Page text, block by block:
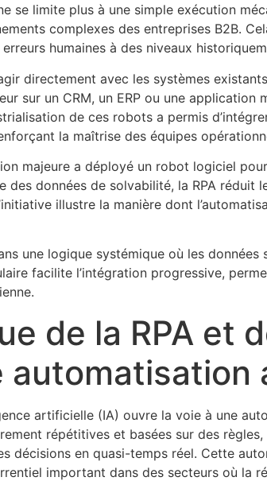
se limite plus à une simple exécution
complexes des entreprises B2B.
humaines à des niveaux
directement avec les systèmes
sur un CRM, un ERP ou une application
de ces robots a permis
la maîtrise des équipes
majeure a déployé un robot logiciel
des données de solvabilité, la RPA
illustre la manière dont
une logique systémique où les
facilite l’intégration progressive,
de la RPA et
artificielle (IA) ouvre la voie à une
répétitives et basées sur des
décisions en quasi-temps réel. Cette
important dans des secteurs où la